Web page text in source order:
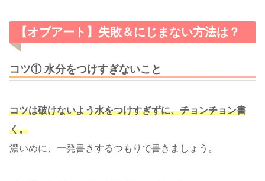
【オブアート】失敗＆にじまない方法は？
コツ① 水分をつけすぎないこと
コツは破けないよう水をつけすぎずに、チョンチョン書
く。
濃いめに、一発書きするつもりで書きましょう。